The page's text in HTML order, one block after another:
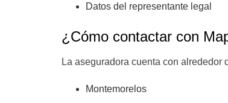
Datos del representante legal
¿Cómo contactar con
La aseguradora cuenta con alrededor
Montemorelos